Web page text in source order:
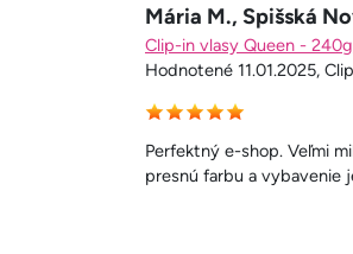
Mária M., Spišská
Clip-in vlasy Queen -
Hodnotené 11.01.2025,
Perfektný e-shop. Veľmi
presnú farbu a vybavenie